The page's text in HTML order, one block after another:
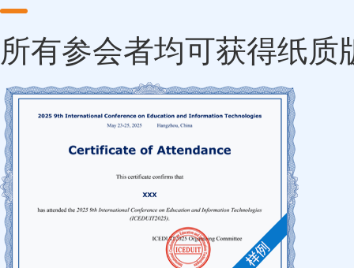
所有参会者均可获得纸质